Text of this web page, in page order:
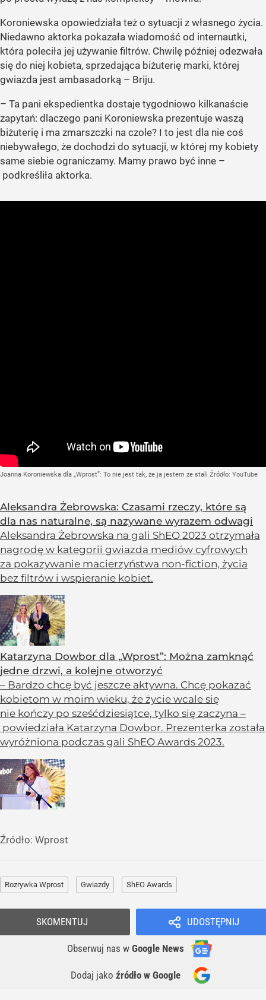
Koroniewska opowiedziała też o sytuacji z własnego życia.
Niedawno aktorka pokazała wiadomość od internautki,
która poleciła jej używanie filtrów. Chwilę później odezwała
się do niej kobieta, sprzedająca biżuterię marki, której
gwiazda jest ambasadorką – Briju.
– Ta pani ekspedientka dostaje tygodniowo kilkanaście
zapytań: dlaczego pani Koroniewska prezentuje waszą
biżuterię i ma zmarszczki na czole? I to jest dla nie coś
niebywałego, że dochodzi do sytuacji, w której my kobiety
same siebie ograniczamy. Mamy prawo być inne –
podkreśliła aktorka.
Joanna Koroniewska dla „Wprost”: To nie jest tak, że ja jestem ze stali Źródło: YouTube
Aleksandra Żebrowska: Czasami rzeczy, które są
dla nas naturalne, są nazywane wyrazem odwagi
Aleksandra Żebrowska na gali ShEO 2023 otrzymała
nagrodę w kategorii gwiazda mediów cyfrowych
za pokazywanie macierzyństwa non-fiction, życia
bez filtrów i wspieranie kobiet.
Katarzyna Dowbor dla „Wprost”: Można zamknąć
jedne drzwi, a kolejne otworzyć
– Bardzo chcę być jeszcze aktywna. Chcę pokazać
kobietom w moim wieku, że życie wcale się
nie kończy po sześćdziesiątce, tylko się zaczyna –
powiedziała Katarzyna Dowbor. Prezenterka została
wyróżniona podczas gali ShEO Awards 2023.
Źródło: Wprost
Rozrywka Wprost Gwiazdy ShEO Awards
UDOSTĘPNIJ
Obserwuj nas w Google News
Dodaj jako źródło w Google
SKOMENTUJ